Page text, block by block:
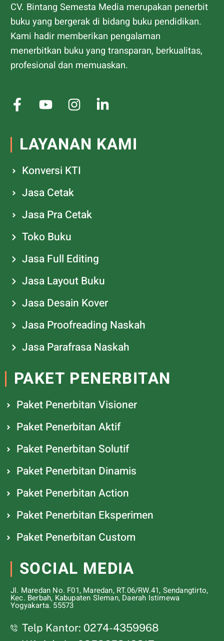
CV. Bintang Semesta Media merupakan penerbit
buku yang bergerak di bidang buku pendidikan.
Kami hadir memberikan pengalaman
menerbitkan buku yang transparan, berkualitas,
profesional dan memuaskan.
LAYANAN KAMI
Konversi KTI
Jasa Cetak
Jasa Pra Cetak
Toko Buku
Jasa Full Editing
Jasa Layout Buku
Jasa Desain Kover
Jasa Proofreading Naskah
Jasa Parafrasa Naskah
PAKET PENERBITAN
Paket Penerbitan Visioner
Paket Penerbitan Aktif
Paket Penerbitan Solutif
Paket Penerbitan Dinamis
Paket Penerbitan Action
Paket Penerbitan Eksperimen
Paket Penerbitan Custom
SOCIAL MEDIA
Jl. Maredan No. F01, Maredan, RT.06/RW.41, Sendangtirto,
Kec. Berbah, Kabupaten Sleman, Daerah Istimewa
Yogyakarta. 55573
Telp Kantor: 0274-4359968